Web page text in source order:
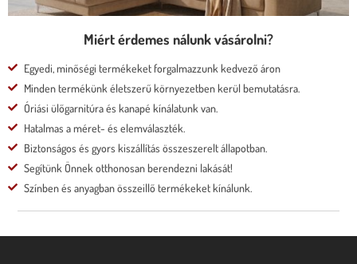
Miért érdemes nálunk vásárolni?
Egyedi, minőségi termékeket forgalmazzunk kedvező áron
Minden termékünk életszerű környezetben kerül bemutatásra.
Óriási ülőgarnitúra és kanapé kínálatunk van.
Hatalmas a méret- és elemválaszték.
Biztonságos és gyors kiszállítás összeszerelt állapotban.
Segítünk Önnek otthonosan berendezni lakását!
Színben és anyagban összeillő termékeket kínálunk.